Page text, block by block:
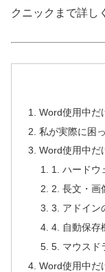
クニックまで詳し
Word使用中だ
私が実際に困
Word使用中だ
1. ハードウ
2. 長文・画
3. アドイン
4. 自動保存
5. マウスド
Word使用中だ